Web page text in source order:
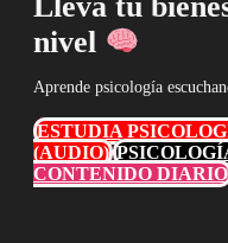
nivel
Aprende psicología
ESTUDIA
(AUDIO)
CONTENIDO DIARIO